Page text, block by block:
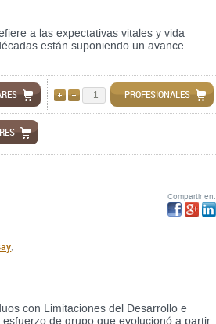
a las expectativas vitales y vida
están suponiendo un avance
AÑADIRQUITAR
PROFESIONALES
con Limitaciones del Desarrollo e
de grupo que evolucionó a partir
Compartir en: